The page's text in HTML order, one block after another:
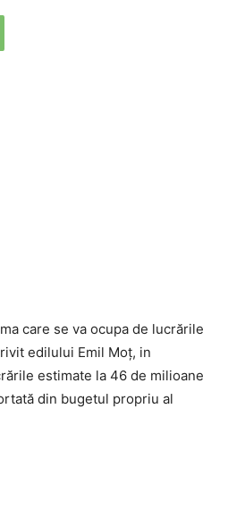
care se va ocupa de lucrările
edilului Emil Moț, in
estimate la 46 de milioane
din bugetul propriu al